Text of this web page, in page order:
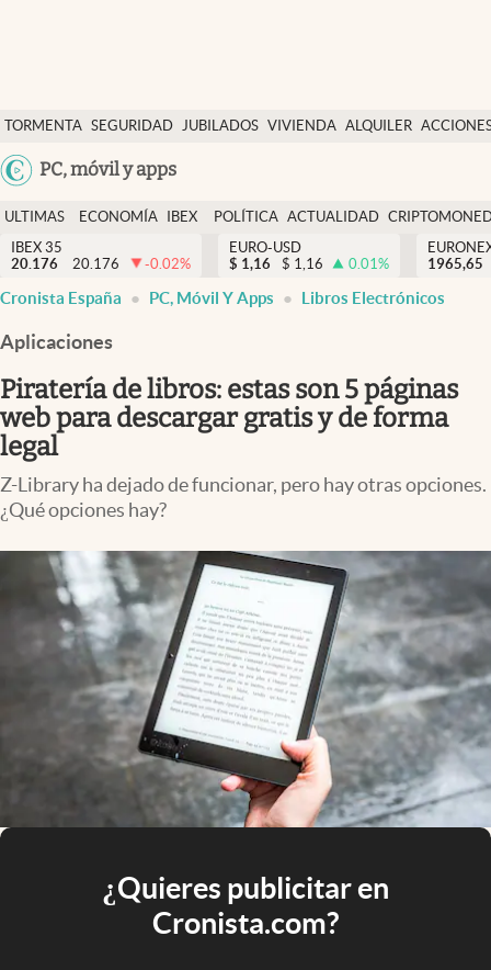
TORMENTA SEGURIDAD JUBILADOS VIVIENDA ALQUILER
USA
Colombia
PC, móvil y apps
Economía y finanzas
Política
Actualidad
Criptomonedas
España
ULTIMAS
NOTICIAS
ECONOMÍA
FINANZAS
IBEX
EURO
POLÍTICA ACTUALIDAD
IBEX 35
20.176
20.176 -0.02%
EURO-USD
$ 1,16 $ 1,16 0.01%
1965,65
Cronista España PC, Móvil Y Apps Libros Electrónicos
Aplicaciones
Piratería de libros: estas son 5 páginas
web para descargar gratis y de forma
legal
Z-Library ha dejado de funcionar, pero hay otras opciones.
¿Qué opciones hay?
¿Quieres publicitar en
Cronista.com?